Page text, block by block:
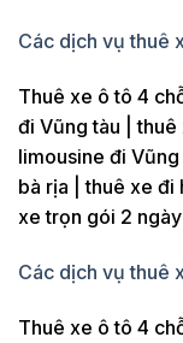
Các dịch vụ thuê
Thuê xe ô tô 4
đi Vũng tàu |
limousine đi
bà rịa | thuê xe đi
xe trọn gói 2 ngày
Các dịch vụ thuê
Thuê xe ô tô 4